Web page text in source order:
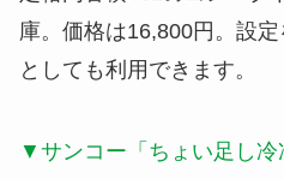
庫。価格は16,800円 。設
としても利用できます。
▼サンコー「ちょい足し冷